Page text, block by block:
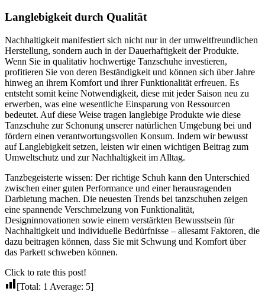
Langlebigkeit durch Qualität
Nachhaltigkeit manifestiert sich nicht nur in der umweltfreundlichen
Herstellung, sondern auch in der Dauerhaftigkeit der Produkte.
Wenn Sie in qualitativ hochwertige Tanzschuhe investieren,
profitieren Sie von deren Beständigkeit und können sich über Jahre
hinweg an ihrem Komfort und ihrer Funktionalität erfreuen. Es
entsteht somit keine Notwendigkeit, diese mit jeder Saison neu zu
erwerben, was eine wesentliche Einsparung von Ressourcen
bedeutet. Auf diese Weise tragen langlebige Produkte wie diese
Tanzschuhe zur Schonung unserer natürlichen Umgebung bei und
fördern einen verantwortungsvollen Konsum. Indem wir bewusst
auf Langlebigkeit setzen, leisten wir einen wichtigen Beitrag zum
Umweltschutz und zur Nachhaltigkeit im Alltag.
Tanzbegeisterte wissen: Der richtige Schuh kann den Unterschied
zwischen einer guten Performance und einer herausragenden
Darbietung machen. Die neuesten Trends bei tanzschuhen zeigen
eine spannende Verschmelzung von Funktionalität,
Designinnovationen sowie einem verstärkten Bewusstsein für
Nachhaltigkeit und individuelle Bedürfnisse – allesamt Faktoren, die
dazu beitragen können, dass Sie mit Schwung und Komfort über
das Parkett schweben können.
Click to rate this post!
[Total: 1 Average: 5]